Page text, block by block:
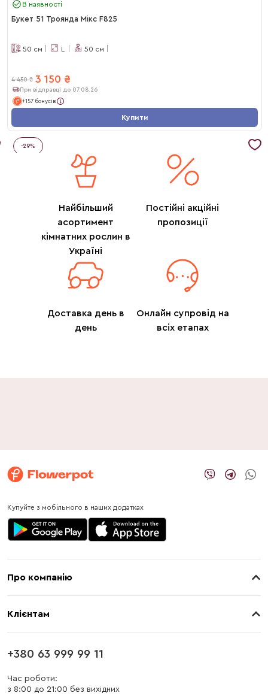
В наявності
Букет 51 Троянда Мікс F825
50 см L 50 см
4 450 ₴ 3 150 ₴
При відправці до 07.08.26
+157 бонусів
Купити
-29%
Найбільший
асортимент
кімнатних рослин в
Україні
Постійні акційні
пропозиції
Доставка день в
день
Онлайн супровід на
всіх етапах
Купуйте з мобільного в наших додатках
Про компанію
Клієнтам
Оплата
Блог
+380 63 999 99 11
Час роботи:
з 8:00 до 21:00 без вихідних